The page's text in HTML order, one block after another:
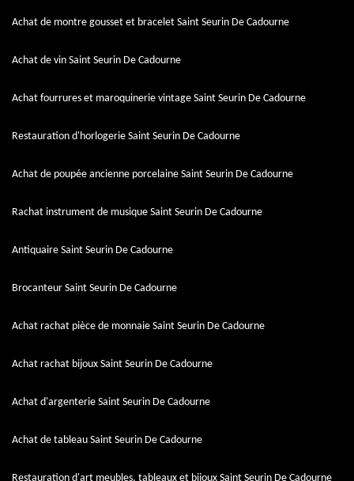
Achat de montre gousset et bracelet Saint Seurin De Cadourne
Achat de vin Saint Seurin De Cadourne
Achat fourrures et maroquinerie vintage Saint Seurin De Cadourne
Restauration d'horlogerie Saint Seurin De Cadourne
Achat de poupée ancienne porcelaine Saint Seurin De Cadourne
Rachat instrument de musique Saint Seurin De Cadourne
Antiquaire Saint Seurin De Cadourne
Brocanteur Saint Seurin De Cadourne
Achat rachat pièce de monnaie Saint Seurin De Cadourne
Achat rachat bijoux Saint Seurin De Cadourne
Achat d'argenterie Saint Seurin De Cadourne
Achat de tableau Saint Seurin De Cadourne
Restauration d'art meubles, tableaux et bijoux Saint Seurin De Cadourne